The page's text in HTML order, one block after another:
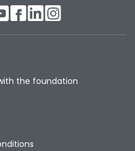
the foundation